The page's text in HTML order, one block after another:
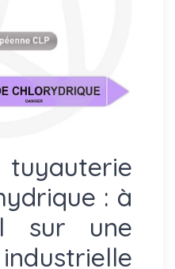
: à
sur une